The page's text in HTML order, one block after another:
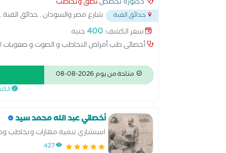
دكتورة تخصصنطق وتخاطب
حدائق القبة شارع مصر والسودان . حدائق
سعر الكشف:400جنيه
أخصائى طب أمراض التخاطب و الصوت و
متاحة من يوم 2026-08-08
أخصائي عبد الله محمد سيد
استشاري تنمية مهارات وتخاطب
427